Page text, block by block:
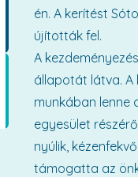
én. A kerítést
újították fel.
A
állapotát látva. A
munkában lenne
egyesület
nyúlik,
támogatta az